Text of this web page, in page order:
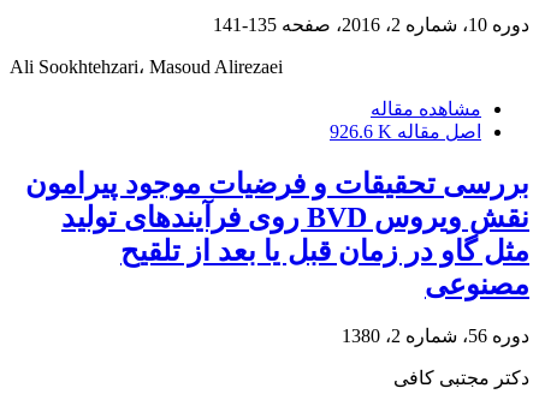
دوره 10، شماره 2، 2016، صفحه 135-141
Ali Sookhtehzari، Masoud Alirezaei
مشاهده مقاله
اصل مقاله 926.6 K
بررسی تحقیقات و فرضیات موجود پیرامون
نقش ویروس BVD روی فرآیندهای تولید
مثل گاو در زمان قبل یا بعد از تلقیح
مصنوعی
دوره 56، شماره 2، 1380
دکتر مجتبی کافی